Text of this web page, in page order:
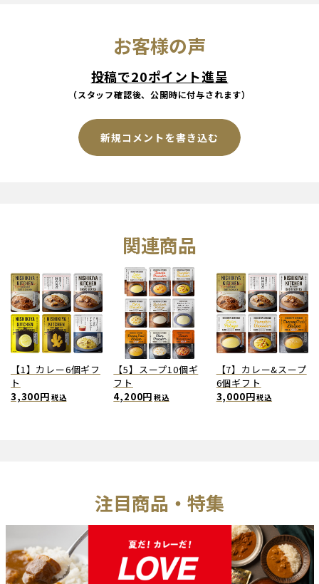
お客様の声
投稿で20ポイント進呈
（スタッフ確認後、公開時に付与されます）
新規コメントを書き込む
関連商品
【1】カレー6個ギフ
ト
3,300円 税込
【5】スープ10個ギ
フト
4,200円 税込
【7】カレー&スープ
6個ギフト
3,000円税込
注目商品・特集